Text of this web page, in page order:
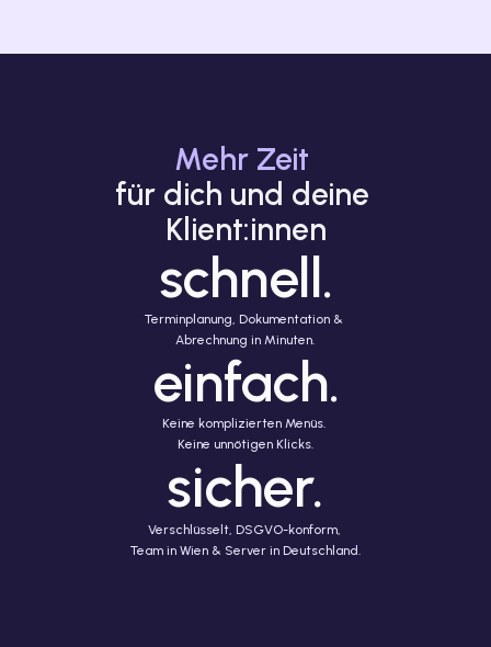
Mehr Zeit
für dich und deine
Klient:innen
schnell.
Terminplanung, Dokumentation &
Abrechnung in Minuten.
einfach.
Keine komplizierten Menüs.
Keine unnötigen Klicks.
sicher.
Verschlüsselt, DSGVO-konform,
Team in Wien & Server in Deutschland.